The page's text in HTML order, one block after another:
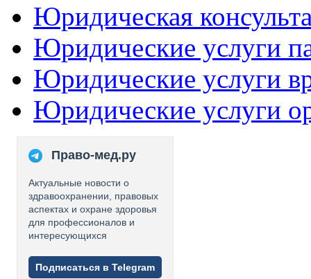
Юридическая
Юридические услуги
Юридические услуги
Юридические услуги
Право-мед.ру
Актуальные новости о
здравоохранении, правовых
аспектах и охране здоровья
для профессионалов и
интересующихся
Подписаться в Telegram